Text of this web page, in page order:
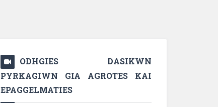
ODHGIES DASIKWN
PYRKAGIWN GIA AGROTES KAI
EPAGGELMATIES